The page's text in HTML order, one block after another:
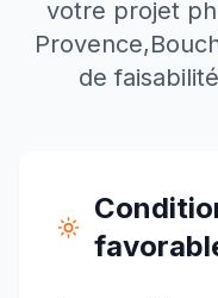
votre projet
Provence,
de